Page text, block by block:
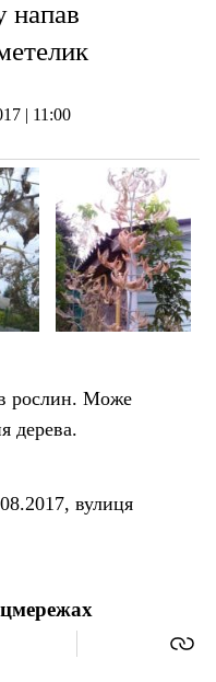
| 11:00
рослин. Може
дерева.
вулиця